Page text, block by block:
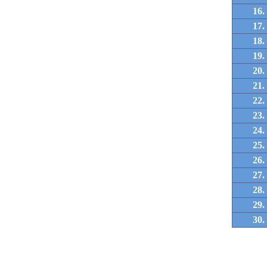
16.
17.
18.
19.
20.
21.
22.
23.
24.
25.
26.
27.
28.
29.
30.